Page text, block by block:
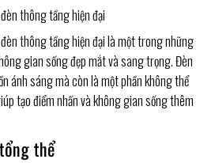
thông tầng hiện đại
thông tầng hiện đại là một trong những
gian sống đẹp mắt và sang trọng. Đèn
ánh sáng mà còn là một phần không thể
tạo điểm nhấn và không gian sống thêm
thể